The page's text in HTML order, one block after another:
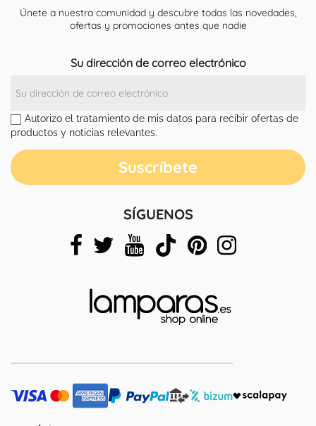
Únete a nuestra comunidad y descubre todas las novedades,
ofertas y promociones antes que nadie
Su dirección de correo electrónico
Autorizo el tratamiento de mis datos para recibir ofertas de
productos y noticias relevantes.
SÍGUENOS